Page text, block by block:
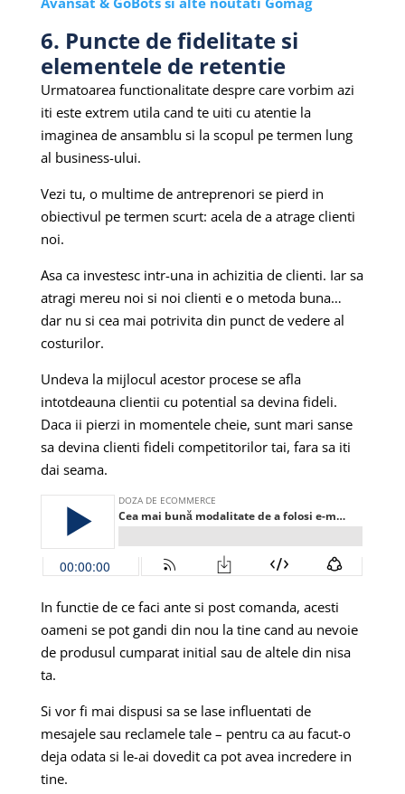
6. Puncte de fidelitate si
elementele de retentie
Urmatoarea functionalitate despre care vorbim azi
iti este extrem utila cand te uiti cu atentie la
imaginea de ansamblu si la scopul pe termen lung
al business-ului.
Vezi tu, o multime de antreprenori se pierd in
obiectivul pe termen scurt: acela de a atrage clienti
noi.
Asa ca investesc intr-una in achizitia de clienti. Iar sa
atragi mereu noi si noi clienti e o metoda buna…
dar nu si cea mai potrivita din punct de vedere al
costurilor.
Undeva la mijlocul acestor procese se afla
intotdeauna clientii cu potential sa devina fideli.
Daca ii pierzi in momentele cheie, sunt mari sanse
sa devina clienti fideli competitorilor tai, fara sa iti
dai seama.
In functie de ce faci ante si post comanda, acesti
oameni se pot gandi din nou la tine cand au nevoie
de produsul cumparat initial sau de altele din nisa
ta.
Si vor fi mai dispusi sa se lase influentati de
mesajele sau reclamele tale – pentru ca au facut-o
deja odata si le-ai dovedit ca pot avea incredere in
tine.